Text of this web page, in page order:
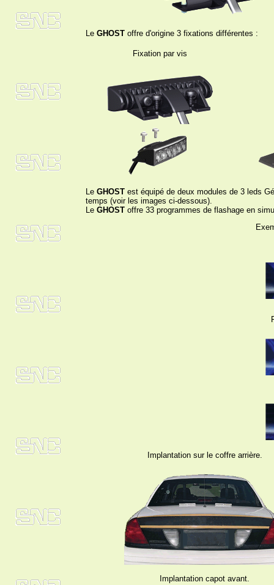
Le GHOST offre d'origine 3 fixations différentes :
Fixation par vis
Le GHOST est équipé de deux modules de 3 leds
temps (voir les images ci-dessous).
Le GHOST offre 33 programmes de flashage en
Implantation sur le coffre arrière.
Implantation capot avant.